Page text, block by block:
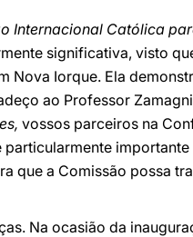
Internacional Católica
significativa, visto
Nova Iorque. Ela
ao Professor
vossos parceiros na
importante
que a Comissão possa
Na ocasião da